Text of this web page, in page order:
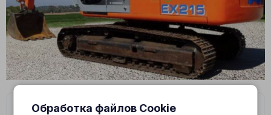
На данную модель подходят гидромоторы/
Обработка файлов Cookie